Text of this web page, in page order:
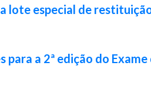
lote especial de
para a 2ª edição do